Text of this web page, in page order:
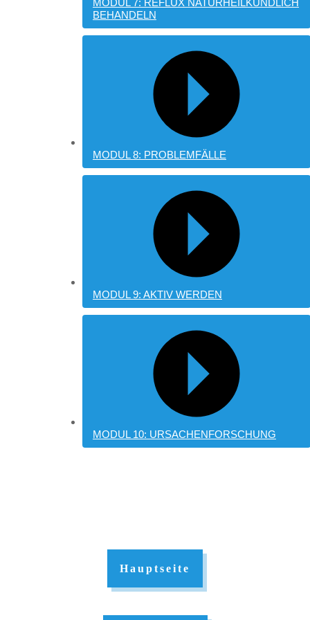
MODUL 7: REFLUX NATURHEILKUNDLICH
BEHANDELN
MODUL 8: PROBLEMFÄLLE
MODUL 9: AKTIV WERDEN
MODUL 10: URSACHENFORSCHUNG
Hauptseite